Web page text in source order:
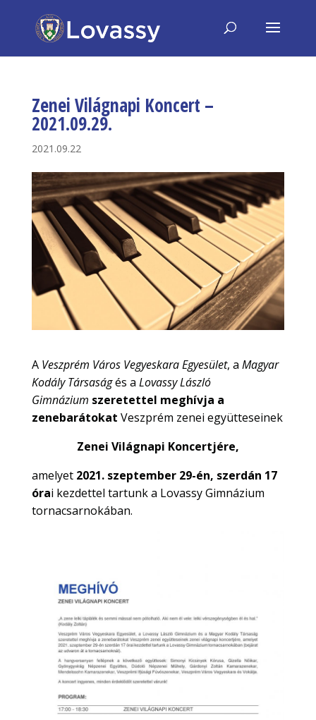
Zenei Világnapi Koncert –
2021.09.29.
2021.09.22
A Veszprém Város Vegyeskara Egyesület, a Magyar
Kodály Társaságés a Lovassy László
Gimnázium szeretettel meghívja a
zenebarátokat Veszprém zenei együtteseinek
Zenei Világnapi Koncertjére,
amelyet 2021. szeptember 29-én, szerdán 17
órai kezdettel tartunk a Lovassy Gimnázium
tornacsarnokában.